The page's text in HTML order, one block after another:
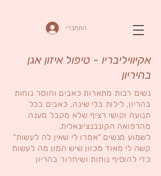
התחברי
אקיוויליבריו - טיפול איזון אגן
בהיריון
נשים רבות מתארות כאבים וחוסר נוחות
בהריון, לילות בלי שינה, כאבים בכל
תנועה וקושי רציף שלא מקבל מענה
מהרפואה הקונבנציונאלית.
לשמוע מנשים "אמרו לי שאין לה לעשות"
קשה לי מאוד מכוון שיש המון מה לעשות
כדי להוסיף נוחות ושיחרור בהריון